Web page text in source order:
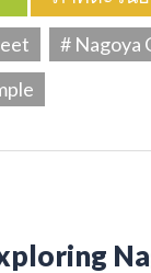
# Nagoya